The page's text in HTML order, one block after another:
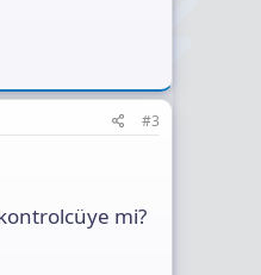
#3
mi?